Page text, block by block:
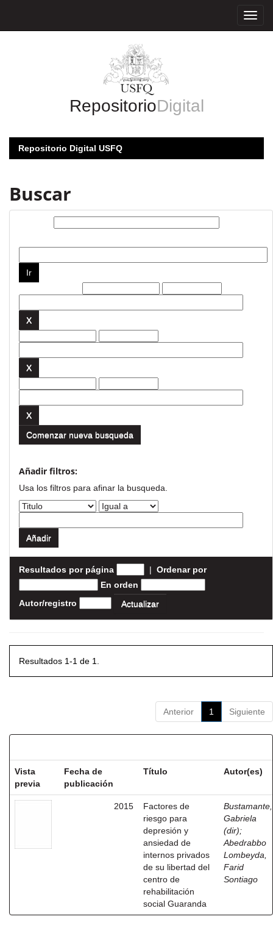
RepositorioDigital
Repositorio Digital USFQ
Buscar
Comenzar nueva busqueda
Añadir filtros:
Usa los filtros para afinar la busqueda.
Resultados por página | Ordenar por
En orden
Autor/registro
Resultados 1-1 de 1.
Anterior 1 Siguiente
Vista
previa
Fecha de
publicación
Título Autor(es)
2015
Factores de
riesgo para
depresión y
ansiedad de
internos privados
de su libertad del
centro de
rehabilitación
social Guaranda
Bustamante,
Gabriela
(dir);
Abedrabbo
Lombeyda,
Farid
Sontiago